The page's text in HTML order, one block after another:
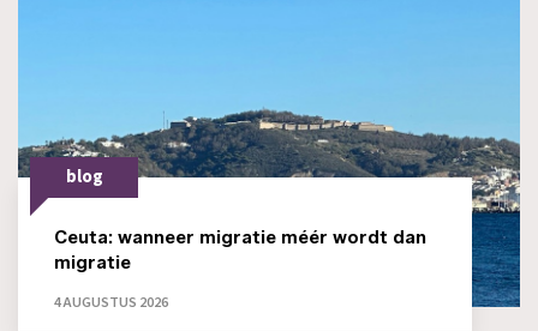
blog
Ceuta: wanneer migratie méér wordt dan
migratie
4 AUGUSTUS 2026